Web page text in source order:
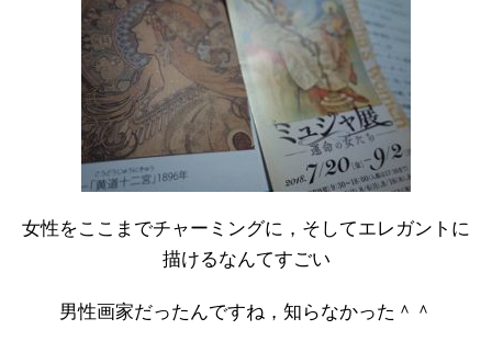
女性をここまでチャーミングに，そしてエレガントに
描けるなんてすごい
男性画家だったんですね，知らなかった＾＾